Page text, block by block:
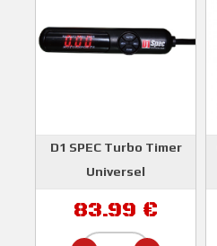
D1 SPEC Turbo Timer
Universel
83.99 €